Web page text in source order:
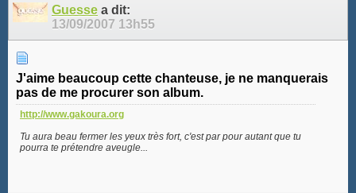
Guesse a dit:
13/09/2007 13h55
J'aime beaucoup cette chanteuse, je ne manquerais
pas de me procurer son album.
http://www.gakoura.org
Tu aura beau fermer les yeux très fort, c'est par pour autant que tu
pourra te prétendre aveugle...